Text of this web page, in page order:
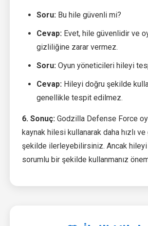
Soru: Bu hile güvenli mi?
Cevap: Evet, hile güvenlidir ve
gizliliğine zarar vermez.
Soru: Oyun yöneticileri hileyi
Cevap: Hileyi doğru şekilde
genellikle tespit edilmez.
6. Sonuç: Godzilla Defense Force
kaynak hilesi kullanarak daha hızlı
şekilde ilerleyebilirsiniz. Ancak
sorumlu bir şekilde kullanmanız